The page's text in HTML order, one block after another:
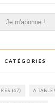
CATÉGORIES
(67) A TABLE!